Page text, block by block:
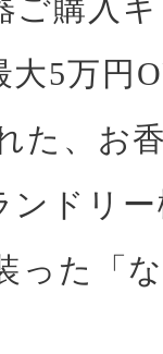
ご購入
5万円
た、お
ンドリ
った「